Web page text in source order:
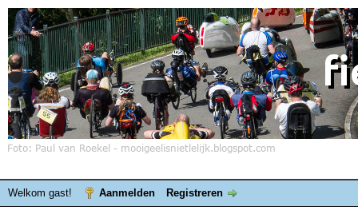
Welkom gast! Aanmelden Registreren